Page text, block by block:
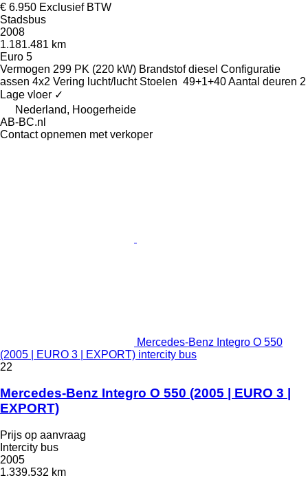
€ 6.950 Exclusief BTW
Stadsbus
2008
1.181.481 km
Euro 5
Vermogen 299 PK (220 kW) Brandstof diesel Configuratie
assen 4x2 Vering lucht/lucht Stoelen 49+1+40Aantal deuren 2
Lage vloer ✓
Nederland, Hoogerheide
AB-BC.nl
Contact opnemen met verkoper
Mercedes-Benz Integro O 550
(2005 | EURO 3 | EXPORT) intercity bus
22
Mercedes-Benz Integro O 550 (2005 | EURO 3 |
EXPORT)
Prijs op aanvraag
Intercity bus
2005
1.339.532 km